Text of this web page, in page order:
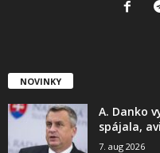
NOVINKY
A. Danko
spájala,
7. aug 2026